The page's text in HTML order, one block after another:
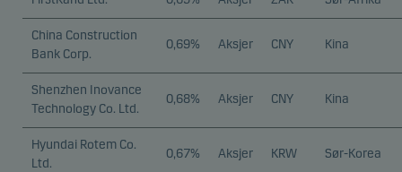
China Construction
Bank Corp.
0,69% Aksjer CNY Kina
Shenzhen Inovance
Technology Co. Ltd.
0,68% Aksjer CNY Kina
Hyundai Rotem Co.
Ltd.
0,67% Aksjer KRW Sør-Korea